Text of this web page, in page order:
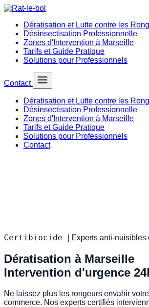
Dératisation et Lutte contre les
Désinsectisation Professionnelle
Zones d'Intervention à Marseille
Tarifs et Guide Pratique
Solutions pour Professionnels
Contact
Dératisation et Lutte contre les
Désinsectisation Professionnelle
Zones d'Intervention à Marseille
Tarifs et Guide Pratique
Solutions pour Professionnels
Contact
Certibiocide Experts anti-nuisibles
Dératisation à Marseille
Intervention d'urgence
Ne laissez plus les rongeurs envahir
commerce. Nos experts certifiés